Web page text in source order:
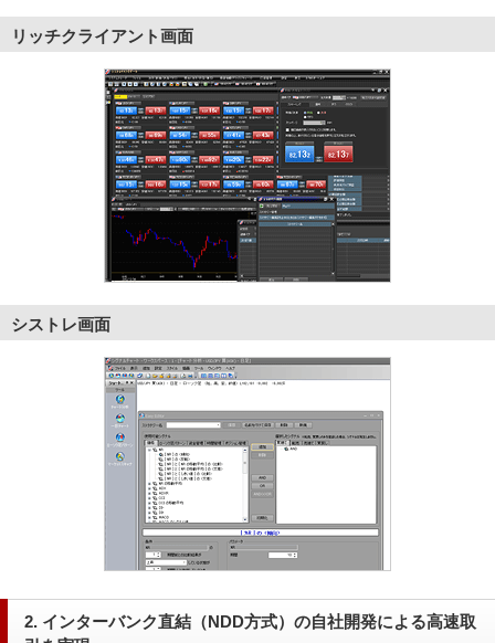
リッチクライアント画面
シストレ画面
2. インターバンク直結（NDD方式）の自社開発による高速取